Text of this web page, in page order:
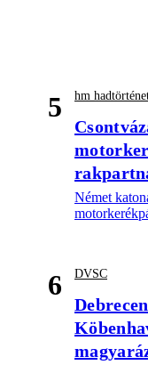
5 hm
Német
6 DVSC